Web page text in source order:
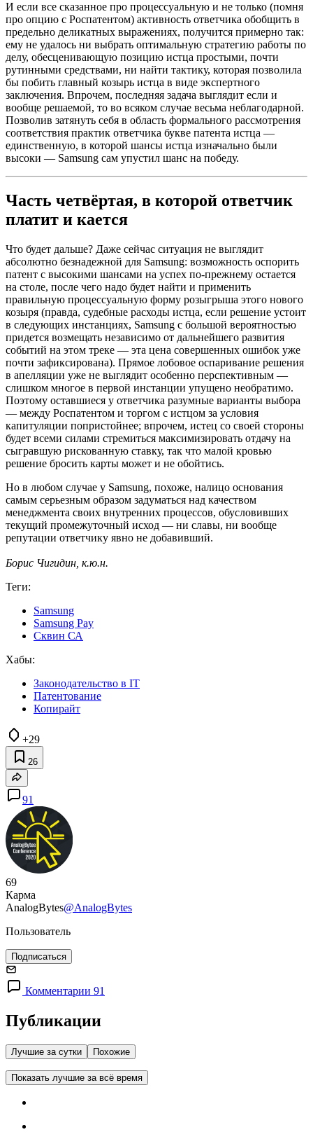
И если все сказанное про процессуальную и не только (помня
про опцию с Роспатентом) активность ответчика обобщить в
предельно деликатных выражениях, получится примерно так:
ему не удалось ни выбрать оптимальную стратегию работы по
делу, обесценивающую позицию истца простыми, почти
рутинными средствами, ни найти тактику, которая позволила
бы побить главный козырь истца в виде экспертного
заключения. Впрочем, последняя задача выглядит если и
вообще решаемой, то во всяком случае весьма неблагодарной.
Позволив затянуть себя в область формального рассмотрения
соответствия практик ответчика букве патента истца —
единственную, в которой шансы истца изначально были
высоки — Samsung сам упустил шанс на победу.
Часть четвёртая, в которой ответчик
платит и кается
Что будет дальше? Даже сейчас ситуация не выглядит
абсолютно безнадежной для Samsung: возможность оспорить
патент с высокими шансами на успех по-прежнему остается
на столе, после чего надо будет найти и применить
правильную процессуальную форму розыгрыша этого нового
козыря (правда, судебные расходы истца, если решение устоит
в следующих инстанциях, Samsung с большой вероятностью
придется возмещать независимо от дальнейшего развития
событий на этом треке — эта цена совершенных ошибок уже
почти зафиксирована). Прямое лобовое оспаривание решения
в апелляции уже не выглядит особенно перспективным —
слишком многое в первой инстанции упущено необратимо.
Поэтому оставшиеся у ответчика разумные варианты выбора
— между Роспатентом и торгом с истцом за условия
капитуляции попристойнее; впрочем, истец со своей стороны
будет всеми силами стремиться максимизировать отдачу на
сыгравшую рискованную ставку, так что малой кровью
решение бросить карты может и не обойтись.
Но в любом случае у Samsung, похоже, налицо основания
самым серьезным образом задуматься над качеством
менеджмента своих внутренних процессов, обусловивших
текущий промежуточный исход — ни славы, ни вообще
репутации ответчику явно не добавивший.
Борис Чигидин, к.ю.н.
Теги:
Samsung
Samsung Pay
Сквин СА
Хабы:
Законодательство в IT
Патентование
Копирайт
+29
26
91
69
Карма
AnalogBytes@AnalogBytes
Пользователь
Подписаться
Комментарии 91
Публикации
Лучшие за сутки Похожие
Показать лучшие за всё время